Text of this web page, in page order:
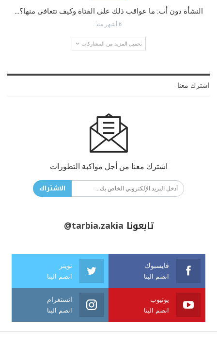
النشأة دون أب: ما عواقب ذلك على الفتاة وكيف تتعافى منها؟…
6 أشهر منذ
تحميل المزيد من المشاركات
اشترك معنا
اشترك معنا من أجل مواكبة التطورات
الاشتراك
تابعونا @tarbia.zakia
فايسبوك
انضم الينا
تويتر
انضم الينا
يوتيوب
انضم الينا
انستغرام
انضم الينا